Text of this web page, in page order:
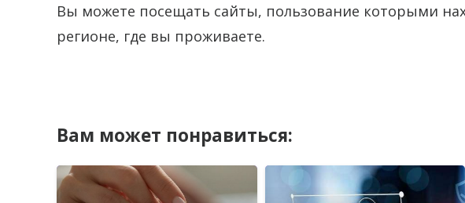
Вы можете посещать сайты, пользование которыми
регионе, где вы проживаете.
Вам может понравиться: